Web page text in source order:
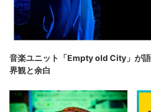
音楽ユニット「Empty old City」が
界観と余白